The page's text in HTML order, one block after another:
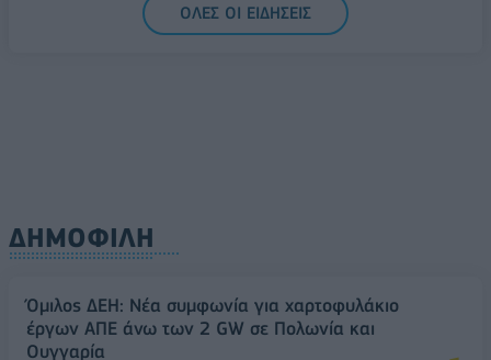
Ελλάδα στη μεγάλη τεχνολογική μετάβαση
ΟΛΕΣ ΟΙ ΕΙΔΗΣΕΙΣ
ΔΗΜΟΦΙΛΗ
Όμιλος ΔΕΗ: Νέα συμφωνία για χαρτοφυλάκιο
έργων ΑΠΕ άνω των 2 GW σε Πολωνία και
Ουγγαρία